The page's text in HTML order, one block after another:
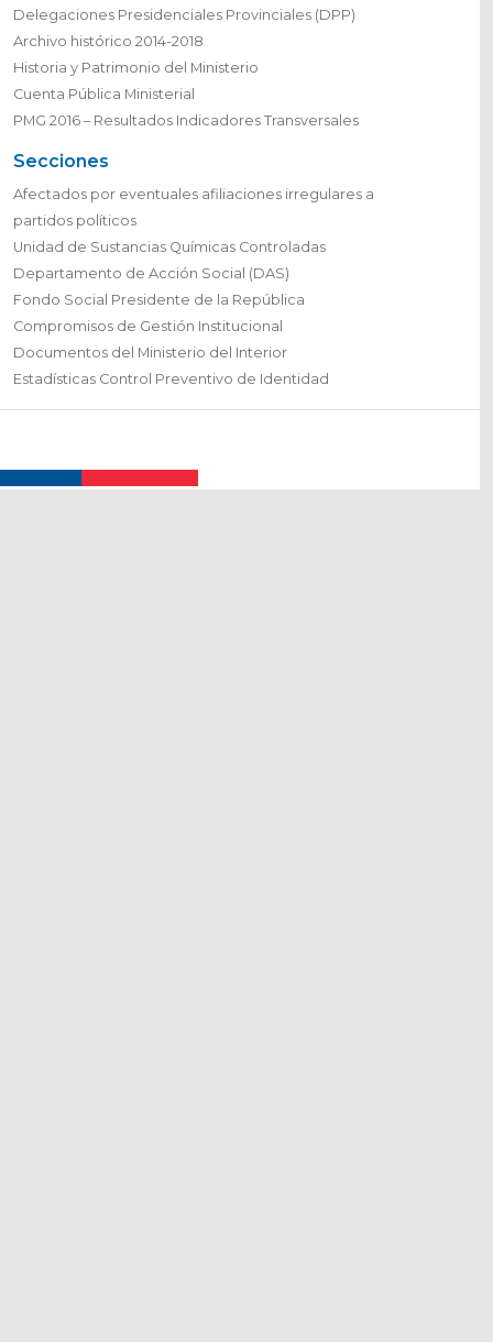
Delegaciones Presidenciales Provinciales (DPP)
Archivo histórico 2014-2018
Historia y Patrimonio del Ministerio
Cuenta Pública Ministerial
PMG 2016 – Resultados Indicadores Transversales
Secciones
Afectados por eventuales afiliaciones irregulares a
partidos políticos
Unidad de Sustancias Químicas Controladas
Departamento de Acción Social (DAS)
Fondo Social Presidente de la República
Compromisos de Gestión Institucional
Documentos del Ministerio del Interior
Estadísticas Control Preventivo de Identidad